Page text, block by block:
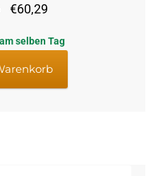
Ursprünglicher
war:
€71,86
€60,29
ist:
€60,29.
selben Tag